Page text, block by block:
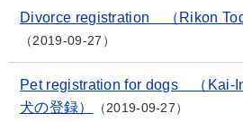
Divorce registration （Rikon
2019-09-27
Pet registration for dogs （Kai-
犬の登録）
2019-09-27